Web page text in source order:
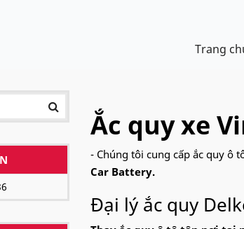
Trang
Ắc quy xe
- Chúng tôi cung cấp ắc quy ô
Car Battery.
Đại lý ắc quy